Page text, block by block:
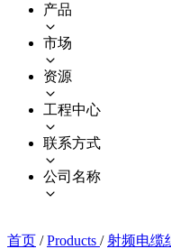
产品
市场
资源
工程中心
联系方式
公司名称
首页 / Products / 射频电缆